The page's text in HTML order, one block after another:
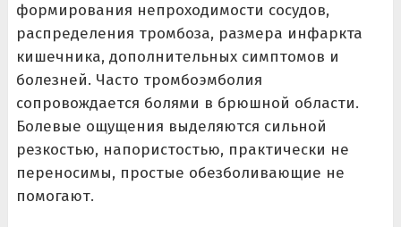
формирования непроходимости сосудов,
распределения тромбоза, размера инфаркта
кишечника, дополнительных симптомов и
болезней. Часто тромбоэмболия
сопровождается болями в брюшной области.
Болевые ощущения выделяются сильной
резкостью, напористостью, практически не
переносимы, простые обезболивающие не
помогают.